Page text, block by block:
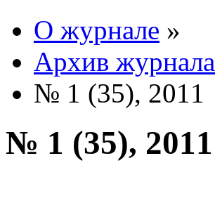
О журнале »
Архив журнала
№ 1 (35), 2011
№ 1 (35), 2011